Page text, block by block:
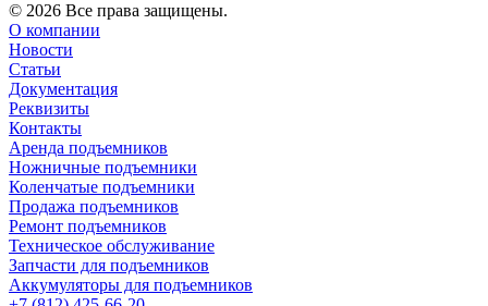
© 2026 Все права защищены.
О компании
Новости
Статьи
Документация
Реквизиты
Контакты
Аренда подъемников
Ножничные подъемники
Коленчатые подъемники
Продажа подъемников
Ремонт подъемников
Техническое обслуживание
Запчасти для подъемников
Аккумуляторы для подъемников